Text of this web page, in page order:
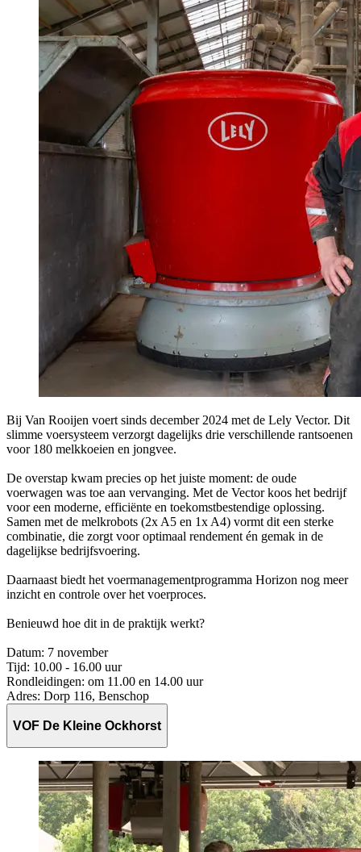
Bij Van Rooijen voert sinds december 2024 met de Lely Vector. Dit
slimme voersysteem verzorgt dagelijks drie verschillende rantsoenen
voor 180 melkkoeien en jongvee.
De overstap kwam precies op het juiste moment: de oude
voerwagen was toe aan vervanging. Met de Vector koos het bedrijf
voor een moderne, efficiënte en toekomstbestendige oplossing.
Samen met de melkrobots (2x A5 en 1x A4) vormt dit een sterke
combinatie, die zorgt voor optimaal rendement én gemak in de
dagelijkse bedrijfsvoering.
Daarnaast biedt het voermanagementprogramma Horizon nog meer
inzicht en controle over het voerproces.
Benieuwd hoe dit in de praktijk werkt?
Datum: 7 november
Tijd: 10.00 - 16.00 uur
Rondleidingen: om 11.00 en 14.00 uur
Adres: Dorp 116, Benschop
VOF De Kleine Ockhorst